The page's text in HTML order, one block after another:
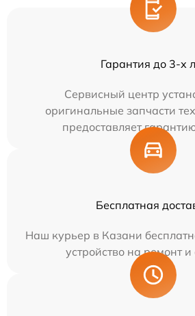
Гарантия до 3-х
Сервисный центр
оригинальные запчасти
предоставляет
Бесплатная
Наш курьер в Казани
устройство на ремонт и